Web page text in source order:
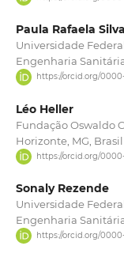
Paula Rafaela
Universidade
Engenharia
https://orcid.org/
Léo Heller
Fundação Oswaldo
Horizonte, MG, Brasil
https://orcid.org/
Sonaly Rezende
Universidade
Engenharia
https://orcid.org/